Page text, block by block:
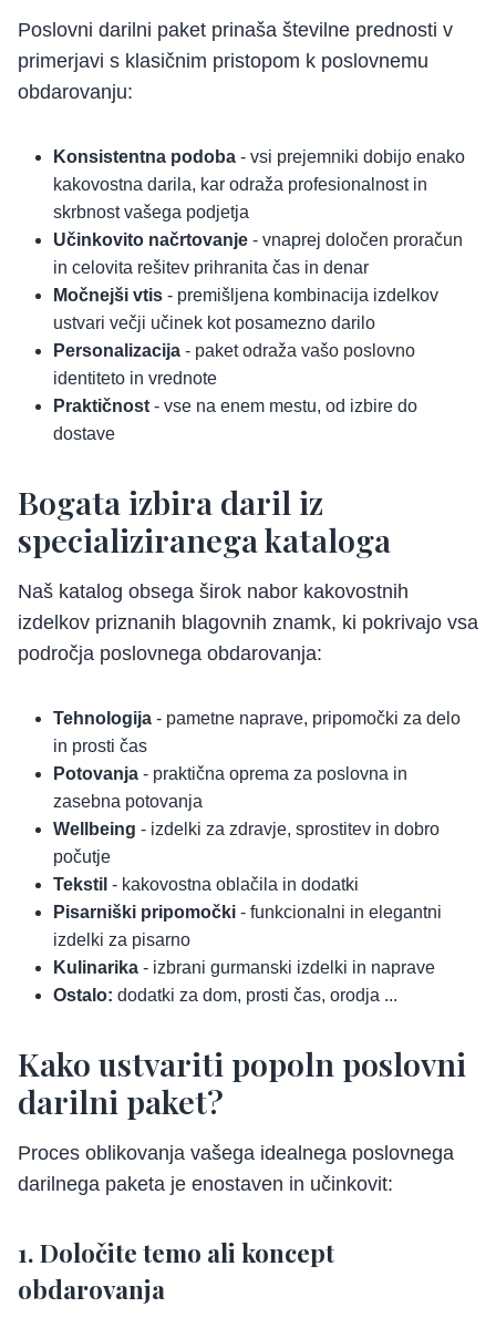
Poslovni darilni paket prinaša številne prednosti v
primerjavi s klasičnim pristopom k poslovnemu
obdarovanju:
Konsistentna podoba - vsi prejemniki dobijo enako
kakovostna darila, kar odraža profesionalnost in
skrbnost vašega podjetja
Učinkovito načrtovanje - vnaprej določen proračun
in celovita rešitev prihranita čas in denar
Močnejši vtis - premišljena kombinacija izdelkov
ustvari večji učinek kot posamezno darilo
Personalizacija - paket odraža vašo poslovno
identiteto in vrednote
Praktičnost - vse na enem mestu, od izbire do
dostave
Bogata izbira daril iz
specializiranega kataloga
Naš katalog obsega širok nabor kakovostnih
izdelkov priznanih blagovnih znamk, ki pokrivajo vsa
področja poslovnega obdarovanja:
Tehnologija - pametne naprave, pripomočki za delo
in prosti čas
Potovanja - praktična oprema za poslovna in
zasebna potovanja
Wellbeing - izdelki za zdravje, sprostitev in dobro
počutje
Tekstil - kakovostna oblačila in dodatki
Pisarniški pripomočki - funkcionalni in elegantni
izdelki za pisarno
Kulinarika - izbrani gurmanski izdelki in naprave
Ostalo: dodatki za dom, prosti čas, orodja ...
Kako ustvariti popoln poslovni
darilni paket?
Proces oblikovanja vašega idealnega poslovnega
darilnega paketa je enostaven in učinkovit:
1. Določite temo ali koncept
obdarovanja